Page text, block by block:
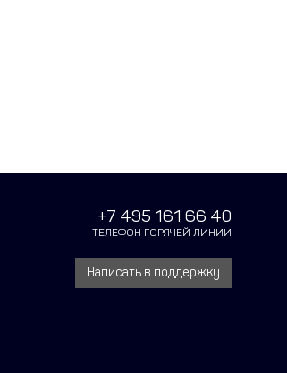
+7 495 161 66 40
ТЕЛЕФОН ГОРЯЧЕЙ ЛИНИИ
Написать в поддержку